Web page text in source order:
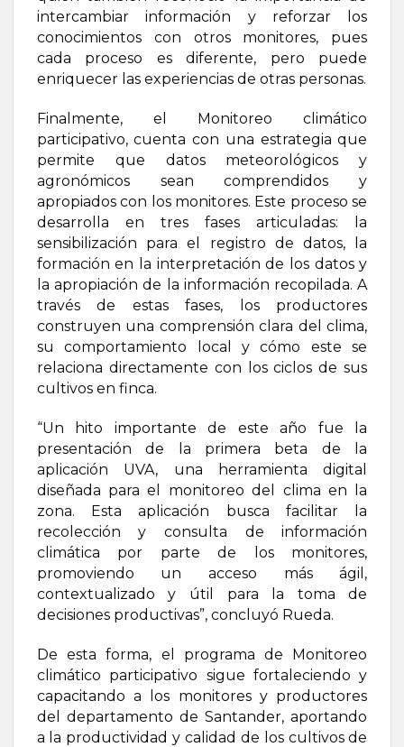
intercambiar información y reforzar los
conocimientos con otros monitores, pues
cada proceso es diferente, pero puede
enriquecer las experiencias de otras personas.
Finalmente, el Monitoreo climático
participativo, cuenta con una estrategia que
permite que datos meteorológicos y
agronómicos sean comprendidos y
apropiados con los monitores. Este proceso se
desarrolla en tres fases articuladas: la
sensibilización para el registro de datos, la
formación en la interpretación de los datos y
la apropiación de la información recopilada. A
través de estas fases, los productores
construyen una comprensión clara del clima,
su comportamiento local y cómo este se
relaciona directamente con los ciclos de sus
cultivos en finca.
“Un hito importante de este año fue la
presentación de la primera beta de la
aplicación UVA, una herramienta digital
diseñada para el monitoreo del clima en la
zona. Esta aplicación busca facilitar la
recolección y consulta de información
climática por parte de los monitores,
promoviendo un acceso más ágil,
contextualizado y útil para la toma de
decisiones productivas”, concluyó Rueda.
De esta forma, el programa de Monitoreo
climático participativo sigue fortaleciendo y
capacitando a los monitores y productores
del departamento de Santander, aportando
a la productividad y calidad de los cultivos de